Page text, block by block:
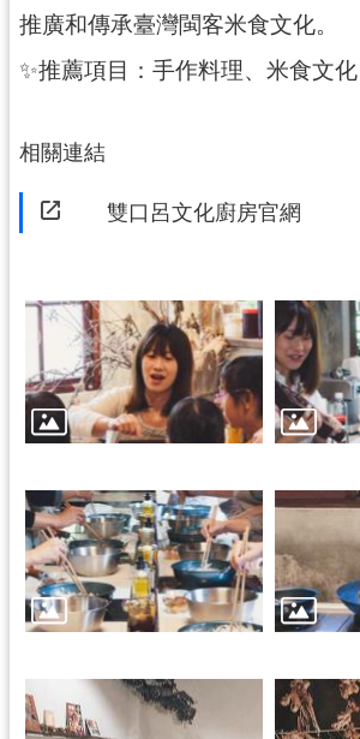
民
服
務
活
動
研
究
學
資
源
認
博
推廣和傳承臺灣閩客米食文化。
✨推薦項目：手作料理、米食文化
相關連結
雙口呂文化廚房官網